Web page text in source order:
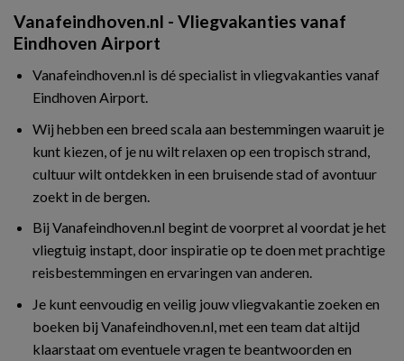
Vanafeindhoven.nl - Vliegvakanties vanaf
Eindhoven Airport
Vanafeindhoven.nl is dé specialist in vliegvakanties vanaf
Eindhoven Airport.
Wij hebben een breed scala aan bestemmingen waaruit je
kunt kiezen, of je nu wilt relaxen op een tropisch strand,
cultuur wilt ontdekken in een bruisende stad of avontuur
zoekt in de bergen.
Bij Vanafeindhoven.nl begint de voorpret al voordat je het
vliegtuig instapt, door inspiratie op te doen met prachtige
reisbestemmingen en ervaringen van anderen.
Je kunt eenvoudig en veilig jouw vliegvakantie zoeken en
boeken bij Vanafeindhoven.nl, met een team dat altijd
klaarstaat om eventuele vragen te beantwoorden en